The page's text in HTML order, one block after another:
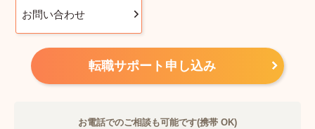
お問い合わせ
転職サポート申し込み
お電話でのご相談も可能です(携帯 OK)